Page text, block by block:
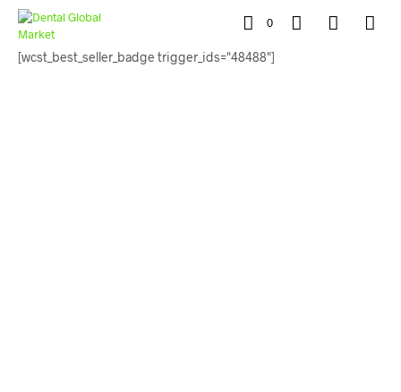
0
[wcst_best_seller_badge trigger_ids="48488"]